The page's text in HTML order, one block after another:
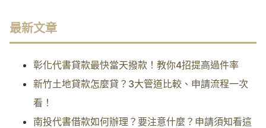
最新文章
彰化代書貸款最快當天撥款！教你4招提高過件率
新竹土地貸款怎麼貸？3大管道比較、申請流程一次
看！
南投代書借款如何辦理？要注意什麼？申請須知看這